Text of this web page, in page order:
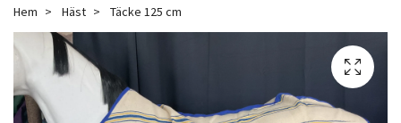
Hem Häst Täcke 125 cm